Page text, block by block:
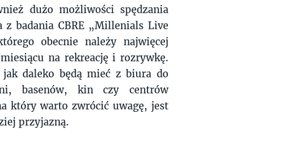
dużo możliwości spędzania
badania CBRE „Millenials Live
obecnie należy najwięcej
na rekreację i rozrywkę.
daleko będą mieć z biura do
basenów, kin czy centrów
który warto zwrócić uwagę, jest
przyjazną.